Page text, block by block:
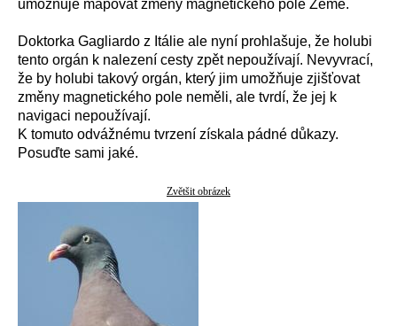
umožňuje mapovat změny magnetického pole Země.
Doktorka Gagliardo z Itálie ale nyní prohlašuje, že holubi
tento orgán k nalezení cesty zpět nepoužívají. Nevyvrací,
že by holubi takový orgán, který jim umožňuje zjišťovat
změny magnetického pole neměli, ale tvrdí, že jej k
navigaci nepoužívají.
K tomuto odvážnému tvrzení získala pádné důkazy.
Posuďte sami jaké.
Zvětšit obrázek